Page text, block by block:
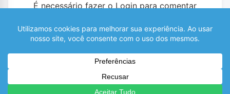
É necessário fazer o Login para comentar
0 COMENTÁRIOS